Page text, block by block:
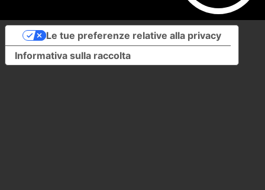
Informativa sulla raccolta
Le tue preferenze relative alla privacy